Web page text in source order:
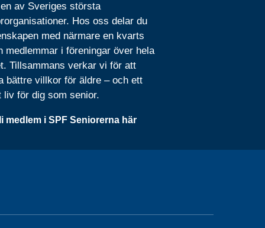
av Sveriges största
Hos oss delar du
med närmare en kvarts
medlemmar i föreningar över hela
Tillsammans verkar vi för att
bättre villkor för äldre – och ett
liv för dig som senior.
medlem i SPF Seniorerna här